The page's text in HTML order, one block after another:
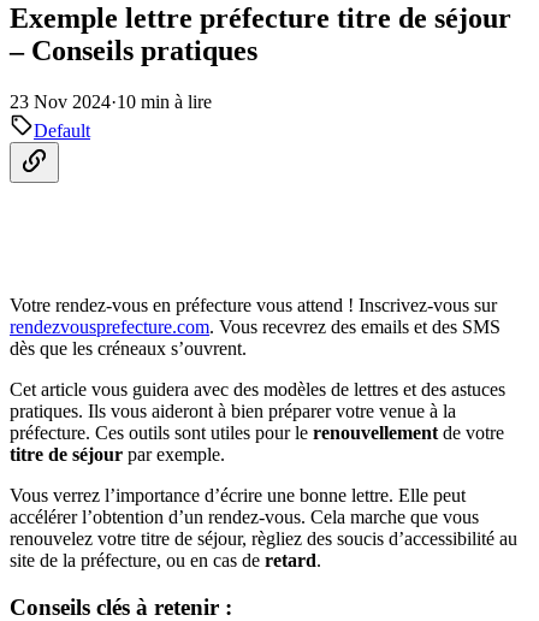
Exemple lettre préfecture titre de séjour
– Conseils pratiques
23 Nov 2024·10 min à lire
Default
Votre rendez-vous en préfecture vous attend ! Inscrivez-vous sur
rendezvousprefecture.com. Vous recevrez des emails et des SMS
dès que les créneaux s’ouvrent.
Cet article vous guidera avec des modèles de lettres et des astuces
pratiques. Ils vous aideront à bien préparer votre venue à la
préfecture. Ces outils sont utiles pour le renouvellement de votre
titre de séjour par exemple.
Vous verrez l’importance d’écrire une bonne lettre. Elle peut
accélérer l’obtention d’un rendez-vous. Cela marche que vous
renouvelez votre titre de séjour, règliez des soucis d’accessibilité au
site de la préfecture, ou en cas de retard.
Conseils clés à retenir :